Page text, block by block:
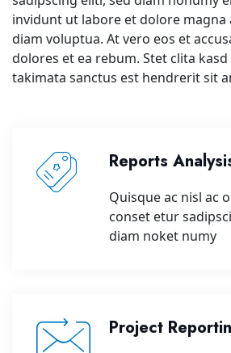
invidunt ut labore et dolore magna
diam voluptua. At vero eos et
dolores et ea rebum. Stet clita
takimata sanctus est hendrerit sit
Reports
Quisque ac nisl ac
conset etur
diam noket numy
Project